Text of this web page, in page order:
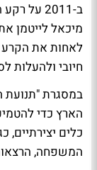
ב-2011
מיכאל לייטמן
לאחות את הקרע
חיובי ולהעלות
במסגרת "תנועת
הארץ כדי
כלים יצירתיים,
המשפחה,